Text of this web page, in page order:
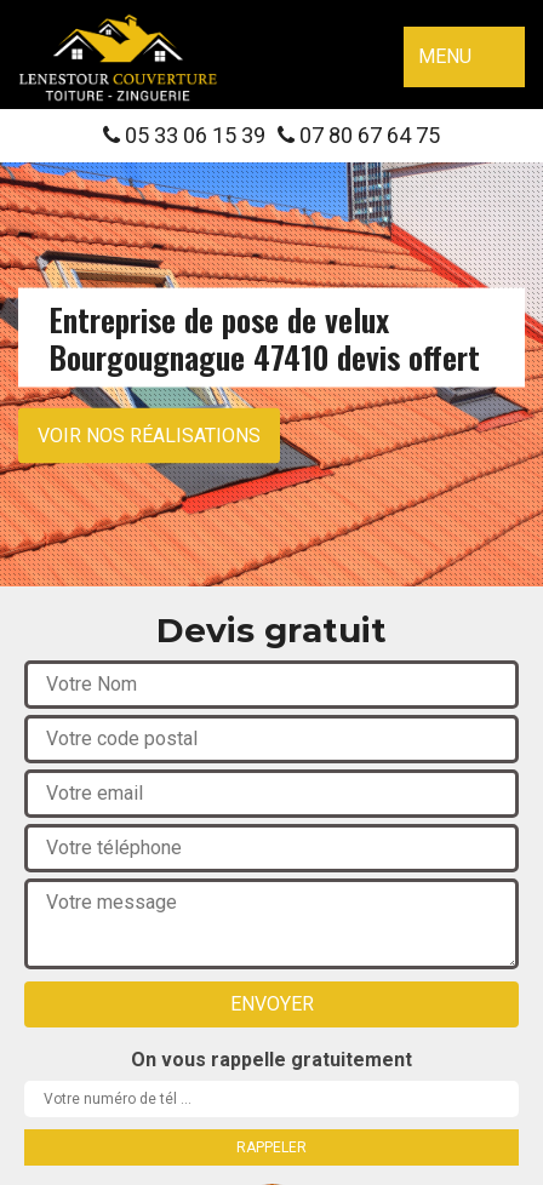
MENU
05 33 06 15 39 07 80 67 64 75
Entreprise de pose de velux
Bourgougnague 47410 devis offert
VOIR NOS RÉALISATIONS
Devis gratuit
On vous rappelle gratuitement